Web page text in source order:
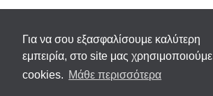
Για να σου εξασφαλίσουμε καλύτερη
εμπειρία, στο site μας χρησιμοποιούμε
cookies. Μάθε περισσότερα